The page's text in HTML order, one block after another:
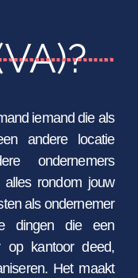
iemand die als
andere locatie
ondernemers
rondom jouw
als ondernemer
dingen die een
op kantoor deed,
Het maakt